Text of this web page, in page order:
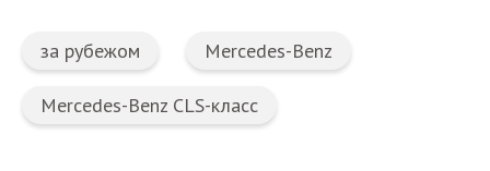
за рубежом Mercedes-Benz
Mercedes-Benz CLS-класс